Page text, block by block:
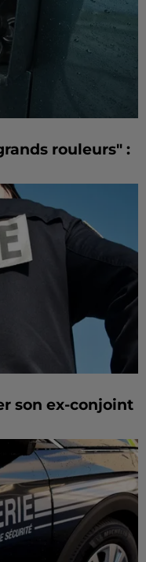
rouleurs" :
son ex-conjoint